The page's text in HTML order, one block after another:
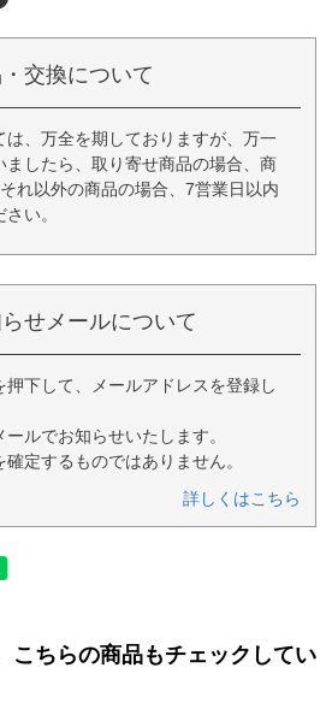
交換について
、万全を期しておりますが、万一
したら、取り寄せ商品の場合、商
れ以外の商品の場合、7営業日以内
い。
せメールについて
押下して、メールアドレスを登録し
ルでお知らせいたします。
定するものではありません。
詳しくはこちら
こちらの商品もチェックしてい